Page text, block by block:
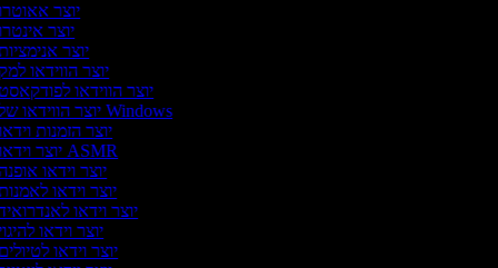
יוצר
יוצר
יוצר
יוצר הווידאו
יוצר הווידאו
יוצר הווידאו של Windows
יוצר הזמנות
יוצר וידאו ASMR
יוצר וידאו
יוצר וידאו
יוצר וידאו
יוצר וידאו
יוצר וידאו